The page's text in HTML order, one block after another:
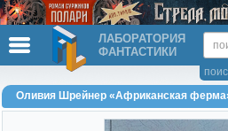
ЛАБОРАТОРИЯ
ФАНТАСТИКИ
Оливия Шрейнер «Африканская